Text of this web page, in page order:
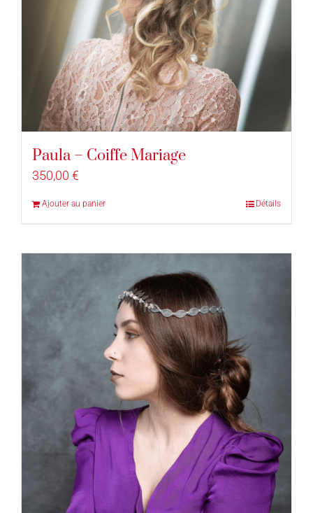
Paula – Coiffe Mariage
350,00 €
Ajouter au panier Détails